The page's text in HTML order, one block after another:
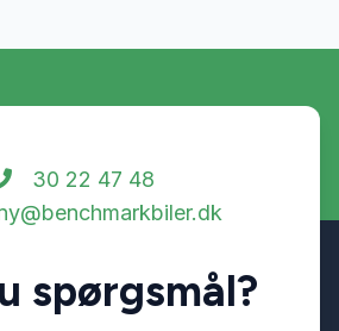
30 22 47 48
spørgsmål?